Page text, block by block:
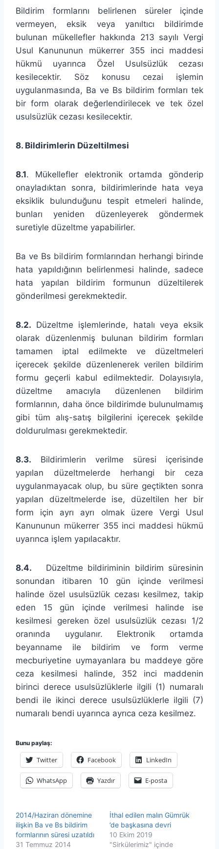
Bildirim formlarını belirlenen süreler içinde
vermeyen, eksik veya yanıltıcı bildirimde
bulunan mükellefler hakkında 213 sayılı Vergi
Usul Kanununun mükerrer 355 inci maddesi
hükmü uyarınca Özel Usulsüzlük cezası
kesilecektir. Söz konusu cezai işlemin
uygulanmasında, Ba ve Bs bildirim formları tek
bir form olarak değerlendirilecek ve tek özel
usulsüzlük cezası kesilecektir.
8. Bildirimlerin Düzeltilmesi
8.1. Mükellefler elektronik ortamda gönderip
onayladıktan sonra, bildirimlerinde hata veya
eksiklik bulunduğunu tespit etmeleri halinde,
bunları yeniden düzenleyerek göndermek
suretiyle düzeltme yapabilirler.
Ba ve Bs bildirim formlarından herhangi birinde
hata yapıldığının belirlenmesi halinde, sadece
hata yapılan bildirim formunun düzeltilerek
gönderilmesi gerekmektedir.
8.2. Düzeltme işlemlerinde, hatalı veya eksik
olarak düzenlenmiş bulunan bildirim formları
tamamen iptal edilmekte ve düzeltmeleri
içerecek şekilde düzenlenerek verilen bildirim
formu geçerli kabul edilmektedir. Dolayısıyla,
düzeltme amacıyla düzenlenen bildirim
formlarının, daha önce bildirimde bulunulmamış
gibi tüm alış-satış bilgilerini içerecek şekilde
doldurulması gerekmektedir.
8.3. Bildirimlerin verilme süresi içerisinde
yapılan düzeltmelerde herhangi bir ceza
uygulanmayacak olup, bu süre geçtikten sonra
yapılan düzeltmelerde ise, düzeltilen her bir
form için ayrı ayrı olmak üzere Vergi Usul
Kanununun mükerrer 355 inci maddesi hükmü
uyarınca işlem yapılacaktır.
8.4. Düzeltme bildiriminin bildirim süresinin
sonundan itibaren 10 gün içinde verilmesi
halinde özel usulsüzlük cezası kesilmez, takip
eden 15 gün içinde verilmesi halinde ise
kesilmesi gereken özel usulsüzlük cezası 1/2
oranında uygulanır. Elektronik ortamda
beyanname ile bildirim ve form verme
mecburiyetine uymayanlara bu maddeye göre
ceza kesilmesi halinde, 352 inci maddenin
birinci derece usulsüzlüklerle ilgili (1) numaralı
bendi ile ikinci derece usulsüzlüklerle ilgili (7)
numaralı bendi uyarınca ayrıca ceza kesilmez.
Bunu paylaş:
Twitter Facebook LinkedIn
WhatsApp Yazdır E-posta
2014/Haziran dönemine
ilişkin Ba ve Bs bildirim
formlarının süresi uzatıldı
31 Temmuz 2014
İthal edilen malın Gümrük
’de başkasına devri
10 Ekim 2019
"Sirkülerimiz" içinde